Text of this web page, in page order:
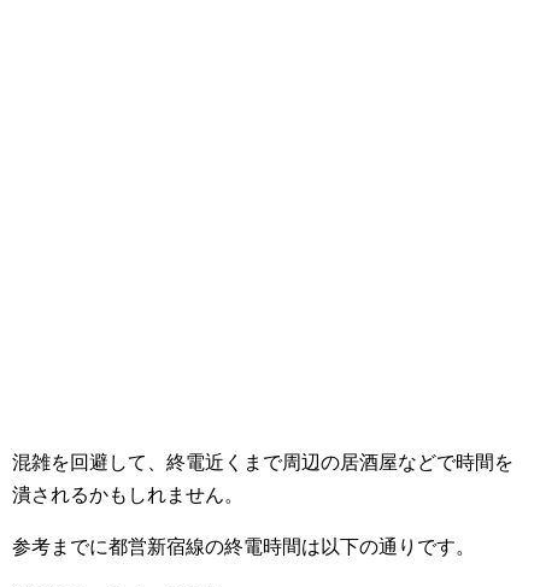
混雑を回避して、終電近くまで周辺の居酒屋などで時間を
潰されるかもしれません。
参考までに都営新宿線の終電時間は以下の通りです。